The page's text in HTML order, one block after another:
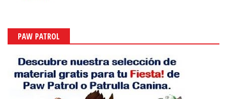
PAW PATROL